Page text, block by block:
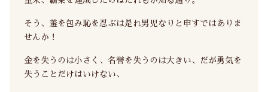
そう、羞を包み恥を忍ぶは是れ男児なりと申すではありま
せんか！
金を失うのは小さく、名誉を失うのは大きい、だが勇気を
失うことだけはいけない、